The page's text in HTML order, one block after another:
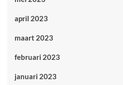
april 2023
maart 2023
februari 2023
januari 2023